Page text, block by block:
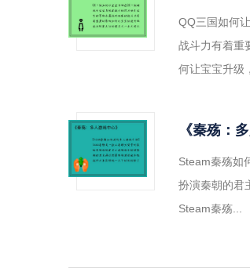
QQ三国如何
战斗力有着重
何让宝宝升级
《秦殇：
Steam秦殇如
扮演秦朝的君
Steam秦殇...